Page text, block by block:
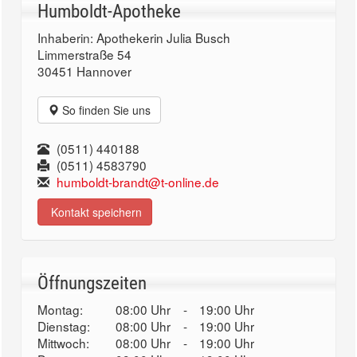
Humboldt-Apotheke
Inhaberin: Apothekerin Julia Busch
Limmerstraße 54
30451 Hannover
So finden Sie uns
(0511) 440188
(0511) 4583790
humboldt-brandt@t-online.de
Kontakt speichern
Öffnungszeiten
Montag: 08:00 Uhr -
19:00 Uhr
Dienstag:
08:00 Uhr -
19:00 Uhr
Mittwoch:
08:00 Uhr -
19:00 Uhr